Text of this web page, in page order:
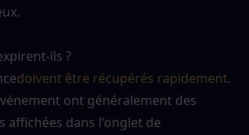
ils ?
doivent être récupérés rapidement.
ont généralement des
affichées dans l'onglet de